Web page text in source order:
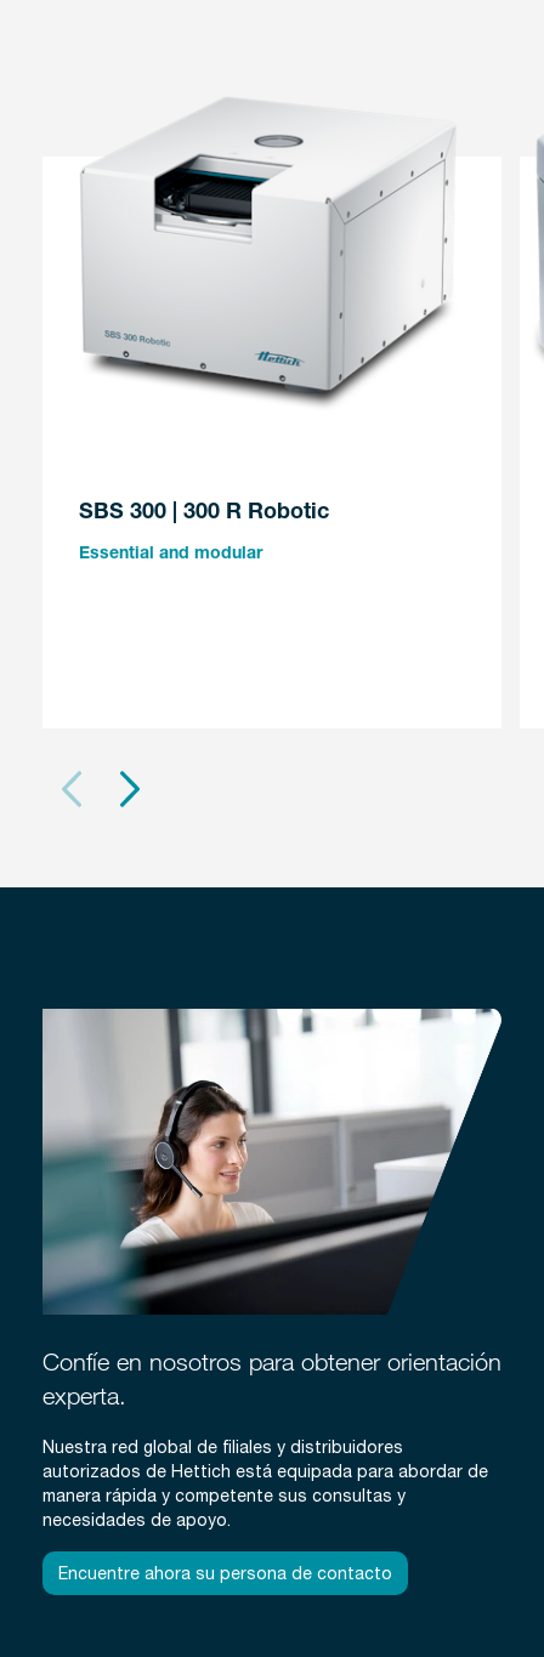
SBS 300 | 300 R Robotic
Essential and modular
Confíe en nosotros para obtener orientación
experta.
Nuestra red global de filiales y distribuidores
autorizados de Hettich está equipada para abordar de
manera rápida y competente sus consultas y
necesidades de apoyo.
Encuentre ahora su persona de contacto